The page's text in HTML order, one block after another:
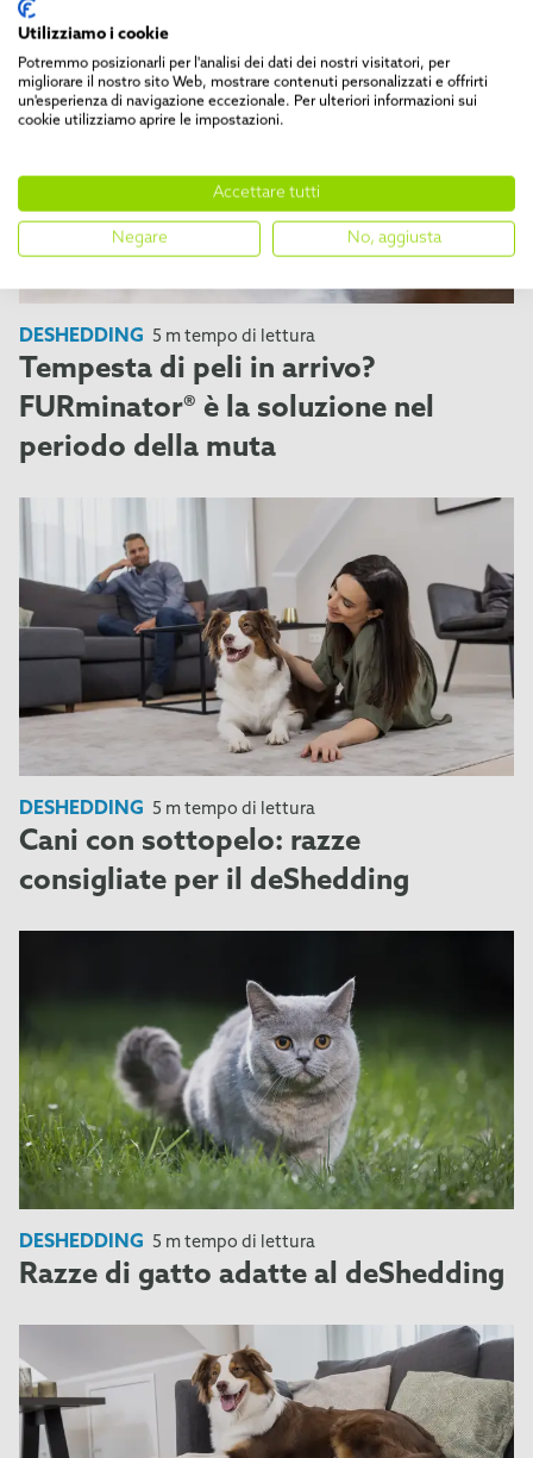
DESHEDDING 5 m tempo di lettura
Tempesta di peli in arrivo?
FURminator® è la soluzione nel
periodo della muta
DESHEDDING 5 m tempo di lettura
Cani con sottopelo: razze
consigliate per il deShedding
DESHEDDING 5 m tempo di lettura
Razze di gatto adatte al deShedding
Utilizziamo i cookie
Potremmo posizionarli per l'analisi dei dati dei nostri visitatori, per
migliorare il nostro sito Web, mostrare contenuti personalizzati e offrirti
un'esperienza di navigazione eccezionale. Per ulteriori informazioni sui
cookie utilizziamo aprire le impostazioni.
Accettare tutti
Negare No, aggiusta